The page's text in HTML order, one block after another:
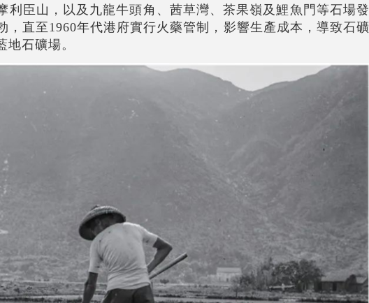
利臣山，以及九龍牛頭角、茜草灣、茶果嶺及鯉魚門等石場發
，直至1960年代港府實行火藥管制，影響生產成本，導致石礦
石礦場。